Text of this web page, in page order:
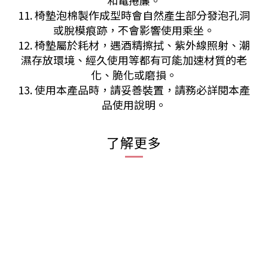
11. 椅墊泡棉製作成型時會自然產生部分發泡孔洞
或脫模痕跡，不會影響使用乘坐。
12. 椅墊屬於耗材，遇酒精擦拭、紫外線照射、潮
濕存放環境、經久使用等都有可能加速材質的老
化、脆化或磨損。
13. 使用本產品時，請妥善裝置，請務必詳閱本產
品使用說明。
了解更多